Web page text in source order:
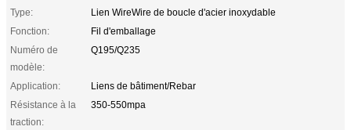
Type:
Lien WireWire de boucle d'acier inoxydable
Fonction:
Fil d'emballage
Numéro de
modèle:
Q195/Q235
Application:
Liens de bâtiment/Rebar
Résistance à la
traction:
350-550mpa